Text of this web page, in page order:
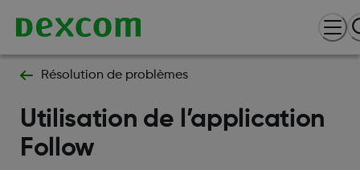
Résolution de problèmes
Utilisation de l’application
Follow